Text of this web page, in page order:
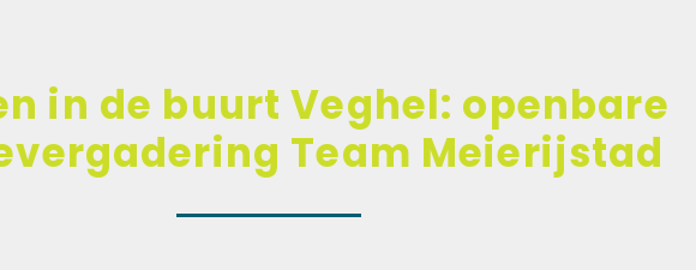
in de buurt Veghel: openbare
Team Meierijstad